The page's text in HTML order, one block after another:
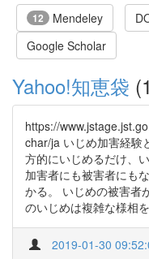
12 Mendeley
Google Scholar
Yahoo!知恵袋
https://
char/ja いじめ加害経験
方的にいじめるだけ、
加害者にも被害者にも
かる。 いじめの被害者
のいじめは複雑な様相
2019-01-30